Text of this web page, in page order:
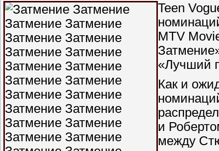
Teen
MTV
«Лучший
Как и
и
между